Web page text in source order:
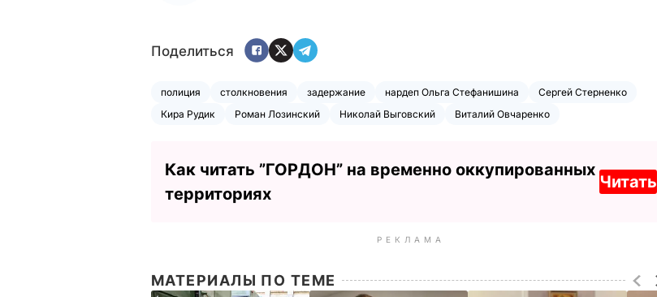
Поделиться
полиция столкновения задержание нардеп Ольга Стефанишина
Сергей Стерненко
Кира Рудик
Роман Лозинский Николай Выговский Виталий Овчаренко
Как читать ”ГОРДОН” на временно оккупированных
территориях
Читать
РЕКЛАМА
МАТЕРИАЛЫ ПО ТЕМЕ